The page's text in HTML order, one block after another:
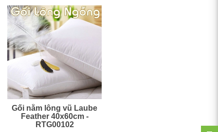
Gối nằm lông vũ Laube
Feather 40x60cm -
RTG00102